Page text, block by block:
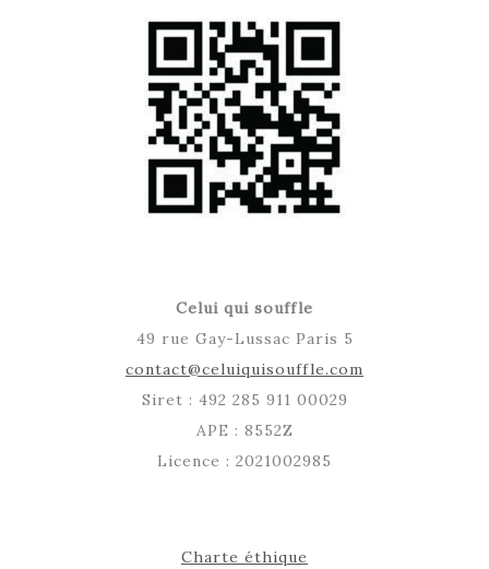
Celui qui souffle
49 rue Gay-Lussac Paris 5
contact@celuiquisouffle.com
Siret : 492 285 911 00029
APE : 8552Z
Licence : 2021002985
Charte éthique